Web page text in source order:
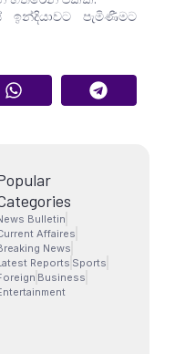
පැමිණීමට
Bulletin
Affaires
News
Reports Sports
Business